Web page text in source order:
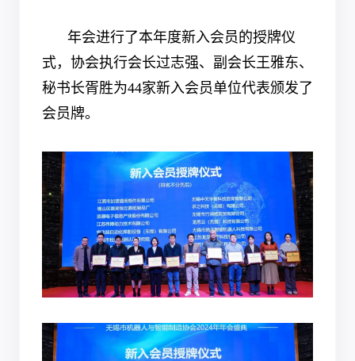
年会进行了本年度新入会员的授牌仪
式，协会执行会长过志强、副会长王雅东、
秘书长胥胜为44家新入会员单位代表颁发了
会员牌。